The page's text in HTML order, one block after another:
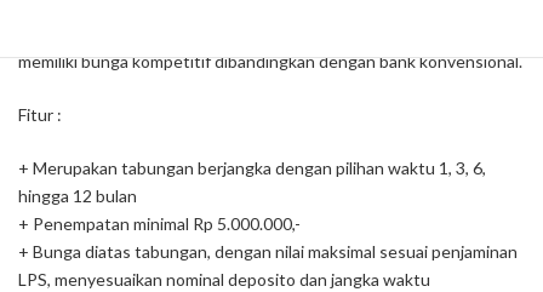
memiliki bunga kompetitif dibandingkan dengan bank konvensional.
Fitur :
+ Merupakan tabungan berjangka dengan pilihan waktu 1, 3, 6,
hingga 12 bulan
+ Penempatan minimal Rp 5.000.000,-
+ Bunga diatas tabungan, dengan nilai maksimal sesuai penjaminan
LPS, menyesuaikan nominal deposito dan jangka waktu